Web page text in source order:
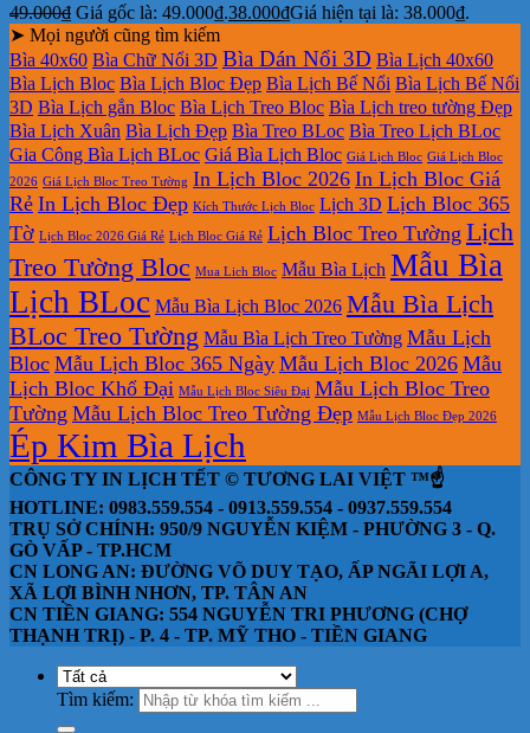
49.000₫ Giá gốc là: 49.000₫.38.000₫Giá hiện tại là: 38.000₫.
➤ Mọi người cũng tìm kiếm
Bìa 40x60 Bìa Chữ Nổi 3D Bìa Dán Nổi 3D Bìa Lịch 40x60
Bìa Lịch Bloc Bìa Lịch Bloc Đẹp Bìa Lịch Bế Nổi Bìa Lịch Bế Nổi
3D Bìa Lịch gắn Bloc Bìa Lịch Treo Bloc Bìa Lịch treo tường Đẹp
Bìa Lịch Xuân Bìa Lịch Đẹp Bìa Treo BLoc Bìa Treo Lịch BLoc
Gia Công Bìa Lịch BLoc Giá Bìa Lịch Bloc Giá Lịch Bloc Giá Lịch Bloc
2026 Giá Lịch Bloc Treo Tường In Lịch Bloc 2026 In Lịch Bloc Giá
Rẻ In Lịch Bloc Đẹp Kích Thước Lịch Bloc Lịch 3D Lịch Bloc 365
Tờ Lịch Bloc 2026 Giá Rẻ Lịch Bloc Giá Rẻ Lịch Bloc Treo Tường Lịch
Treo Tường Bloc Mua Lich Bloc Mẫu Bìa Lịch Mẫu Bìa
Lịch BLoc Mẫu Bìa Lịch Bloc 2026 Mẫu Bìa Lịch
BLoc Treo Tường Mẫu Bìa Lịch Treo Tường Mẫu Lịch
Bloc Mẫu Lịch Bloc 365 Ngày Mẫu Lịch Bloc 2026 Mẫu
Lịch Bloc Khổ Đại Mẫu Lịch Bloc Siêu Đại Mẫu Lịch Bloc Treo
Tường Mẫu Lịch Bloc Treo Tường Đẹp Mẫu Lịch Bloc Đẹp 2026
Ép Kim Bìa Lịch
CÔNG TY IN LỊCH TẾT © TƯƠNG LAI VIỆT ™☝️
HOTLINE: 0983.559.554 - 0913.559.554 - 0937.559.554
TRỤ SỞ CHÍNH: 950/9 NGUYỄN KIỆM - PHƯỜNG 3 - Q.
GÒ VẤP - TP.HCM
CN LONG AN: ĐƯỜNG VÕ DUY TẠO, ẤP NGÃI LỢI A,
XÃ LỢI BÌNH NHƠN, TP. TÂN AN
CN TIỀN GIANG: 554 NGUYỄN TRI PHƯƠNG (CHỢ
THẠNH TRỊ) - P. 4 - TP. MỸ THO - TIỀN GIANG
Tìm kiếm: